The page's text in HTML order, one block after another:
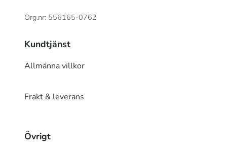
Org.nr: 556165-0762
Kundtjänst
Allmänna villkor
Frakt & leverans
Övrigt